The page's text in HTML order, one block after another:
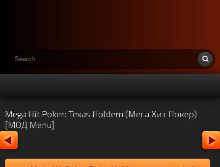
Mega Hit Poker: Texas Holdem (Мега Хит Покер)
[МОД Menu]